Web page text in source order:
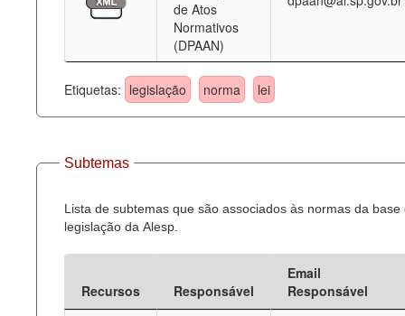
de Atos
Normativos
(DPAAN)
Etiquetas: legislação norma lei
Subtemas
Lista de subtemas que são associados às normas da base
legislação da Alesp.
Recursos Responsável
Email
Responsável